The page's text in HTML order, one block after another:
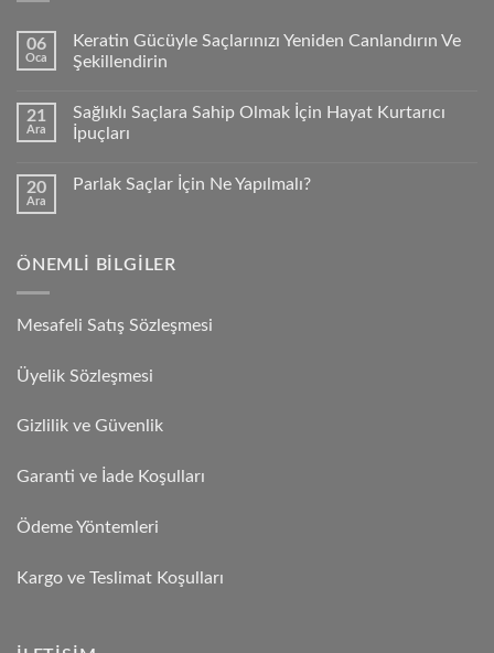
06
Oca
Keratin Gücüyle Saçlarınızı Yeniden Canlandırın Ve
Şekillendirin
21
Ara
Sağlıklı Saçlara Sahip Olmak İçin Hayat Kurtarıcı
İpuçları
20
Ara
Parlak Saçlar İçin Ne Yapılmalı?
ÖNEMLI BILGILER
Mesafeli Satış Sözleşmesi
Üyelik Sözleşmesi
Gizlilik ve Güvenlik
Garanti ve İade Koşulları
Ödeme Yöntemleri
Kargo ve Teslimat Koşulları